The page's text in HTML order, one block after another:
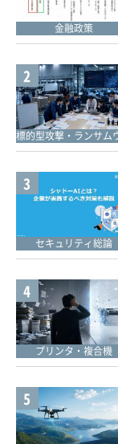
金融政策
2
3
セキュリティ総論
4
プリンタ・複合機
5